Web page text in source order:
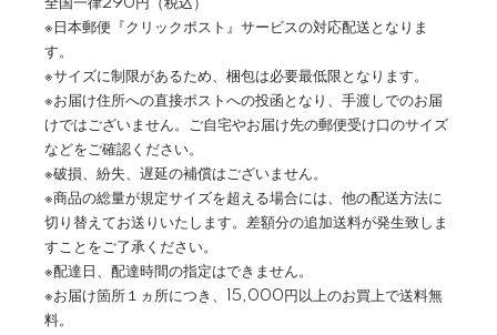
全国一律290円（税込）
※日本郵便『クリックポスト』サービスの対応配送となりま
す。
※サイズに制限があるため、梱包は必要最低限となります。
※お届け住所への直接ポストへの投函となり、手渡しでのお届
けではございません。ご自宅やお届け先の郵便受け口のサイズ
などをご確認ください。
※破損、紛失、遅延の補償はございません。
※商品の総量が規定サイズを超える場合には、他の配送方法に
切り替えてお送りいたします。差額分の追加送料が発生致しま
すことをご了承ください。
※配達日、配達時間の指定はできません。
※お届け箇所１ヵ所につき、15,000円以上のお買上で送料無
料。